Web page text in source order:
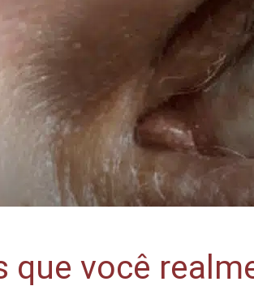
que você